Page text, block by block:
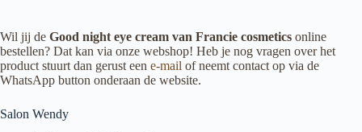
Wil jij de Good night eye cream van Francie cosmetics online
bestellen? Dat kan via onze webshop! Heb je nog vragen over het
product stuurt dan gerust een e-mail of neemt contact op via de
WhatsApp button onderaan de website.
Salon Wendy